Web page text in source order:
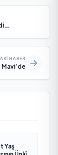
…
HABER
Radyo Mavi’de
Yaş